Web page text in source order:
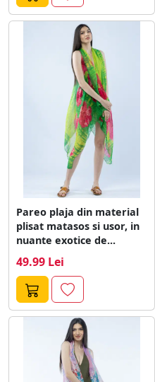
Pareo plaja din material
plisat matasos si usor, in
nuante exotice de...
49.99 Lei